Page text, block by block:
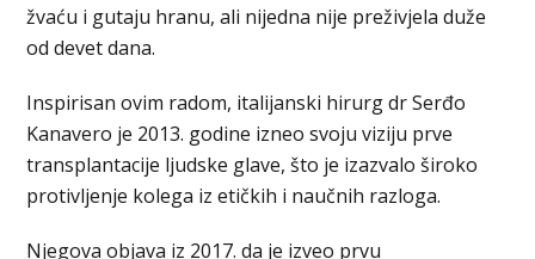
žvaću i gutaju hranu, ali nijedna nije preživjela duže
od devet dana.
Inspirisan ovim radom, italijanski hirurg dr Serđo
Kanavero je 2013. godine izneo svoju viziju prve
transplantacije ljudske glave, što je izazvalo široko
protivljenje kolega iz etičkih i naučnih razloga.
Njegova objava iz 2017. da je izveo prvu